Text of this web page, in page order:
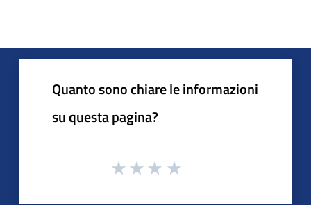
Quanto sono chiare le informazioni
su questa pagina?